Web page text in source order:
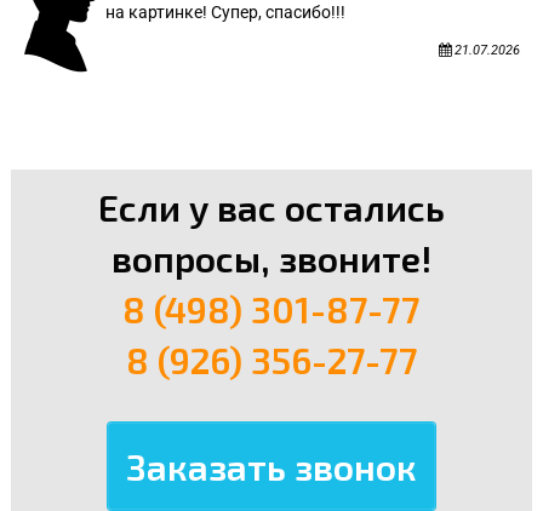
на картинке! Супер, спасибо!!!
21.07.2026
Если у вас остались
вопросы, звоните!
8 (498) 301-87-77
8 (926) 356-27-77